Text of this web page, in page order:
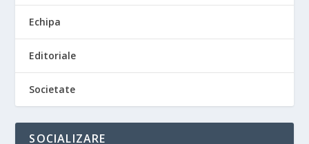
Echipa
Editoriale
Societate
SOCIALIZARE